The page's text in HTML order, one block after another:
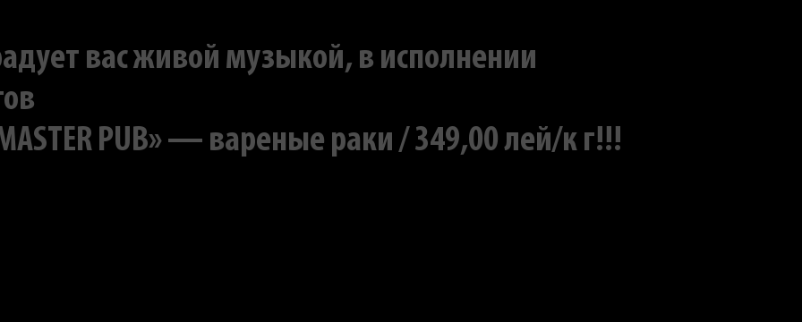
вас живой музыкой, в исполнении
PUB» — вареные раки / 349,00 лей/к г!!!